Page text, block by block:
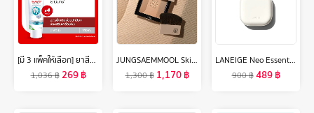
[มี 3 แพ็คให้เลือก] ยาสีฟัน คอลเกต เซนซิทีฟ โปรรีลีฟ ออริจินัล 110 กรัม Colgate Sensitive Pro Relief Original Toothpaste 110g
1,036฿269฿
JUNGSAEMMOOL Skin Nuder Shading Pact 10g จองแซมมุล สกิน นูเดอร์ เฉดดิ้ง แพค เฉดดิ้งพาเลทโทนธรรมชาติ 3 สีในตลับเดียว
1,300฿ 1,170฿
LANEIGE Neo Essential Blurring Finish Powder 7g แป้งฝุ่นเซ็ตเมคอัพ ช่วยเบลอผิวและปรับผิวให้เรียบเนียน
900฿489฿